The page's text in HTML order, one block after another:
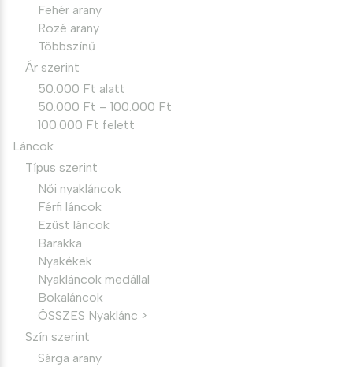
Fehér arany
Rozé arany
Többszínű
Ár szerint
50.000 Ft alatt
50.000 Ft – 100.000 Ft
100.000 Ft felett
Láncok
Típus szerint
Női nyakláncok
Férfi láncok
Ezüst láncok
Barakka
Nyakékek
Nyakláncok medállal
Bokaláncok
ÖSSZES Nyaklánc >
Szín szerint
Sárga arany